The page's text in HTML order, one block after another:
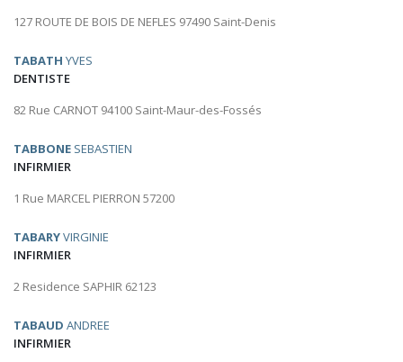
127 ROUTE DE BOIS DE NEFLES 97490 Saint-Denis
TABATH YVES
DENTISTE
82 Rue CARNOT 94100 Saint-Maur-des-Fossés
TABBONE SEBASTIEN
INFIRMIER
1 Rue MARCEL PIERRON 57200
TABARYVIRGINIE
INFIRMIER
2 Residence SAPHIR 62123
TABAUD ANDREE
INFIRMIER